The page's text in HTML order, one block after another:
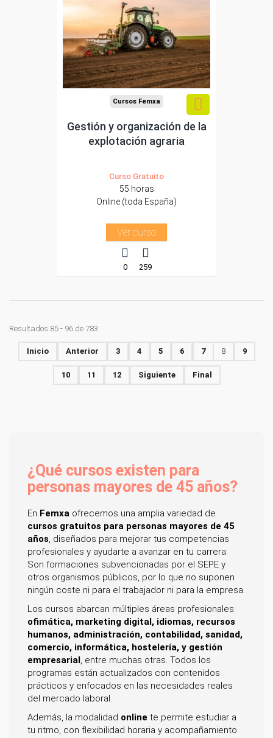
Para desempleados,
trabajadores y
autónomos.
Sector
-Agricultura y Ganadería.
Cursos Femxa
Gestión y organización de la
explotación agraria
Curso Gratuito
55 horas
Online (toda España)
Ver curso
0 259
Resultados 85 - 96 de 783
Inicio Anterior 3 4 5 6 7 8 9
10 11 12 Siguiente Final
¿Qué cursos existen para
personas mayores de 45 años?
En Femxa ofrecemos una amplia variedad de
cursos gratuitos para personas mayores de 45
años, diseñados para mejorar tus competencias
profesionales y ayudarte a avanzar en tu carrera.
Son formaciones subvencionadas por el SEPE y
otros organismos públicos, por lo que no suponen
ningún coste ni para el trabajador ni para la empresa.
Los cursos abarcan múltiples áreas profesionales:
ofimática, marketing digital, idiomas, recursos
humanos, administración, contabilidad, sanidad,
comercio, informática, hostelería, y gestión
empresarial, entre muchas otras. Todos los
programas están actualizados con contenidos
prácticos y enfocados en las necesidades reales
del mercado laboral.
Además, la modalidad online te permite estudiar a
tu ritmo, con flexibilidad horaria y acompañamiento